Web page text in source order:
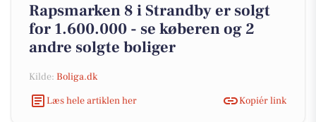
Rapsmarken 8 i Strandby er solgt
for 1.600.000 - se køberen og 2
andre solgte boliger
Kilde: Boliga.dk
Læs hele artiklen her
Kopiér link